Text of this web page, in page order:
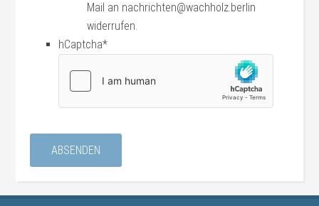
Mail an nachrichten@wachholz.berlin
widerrufen.
hCaptcha*